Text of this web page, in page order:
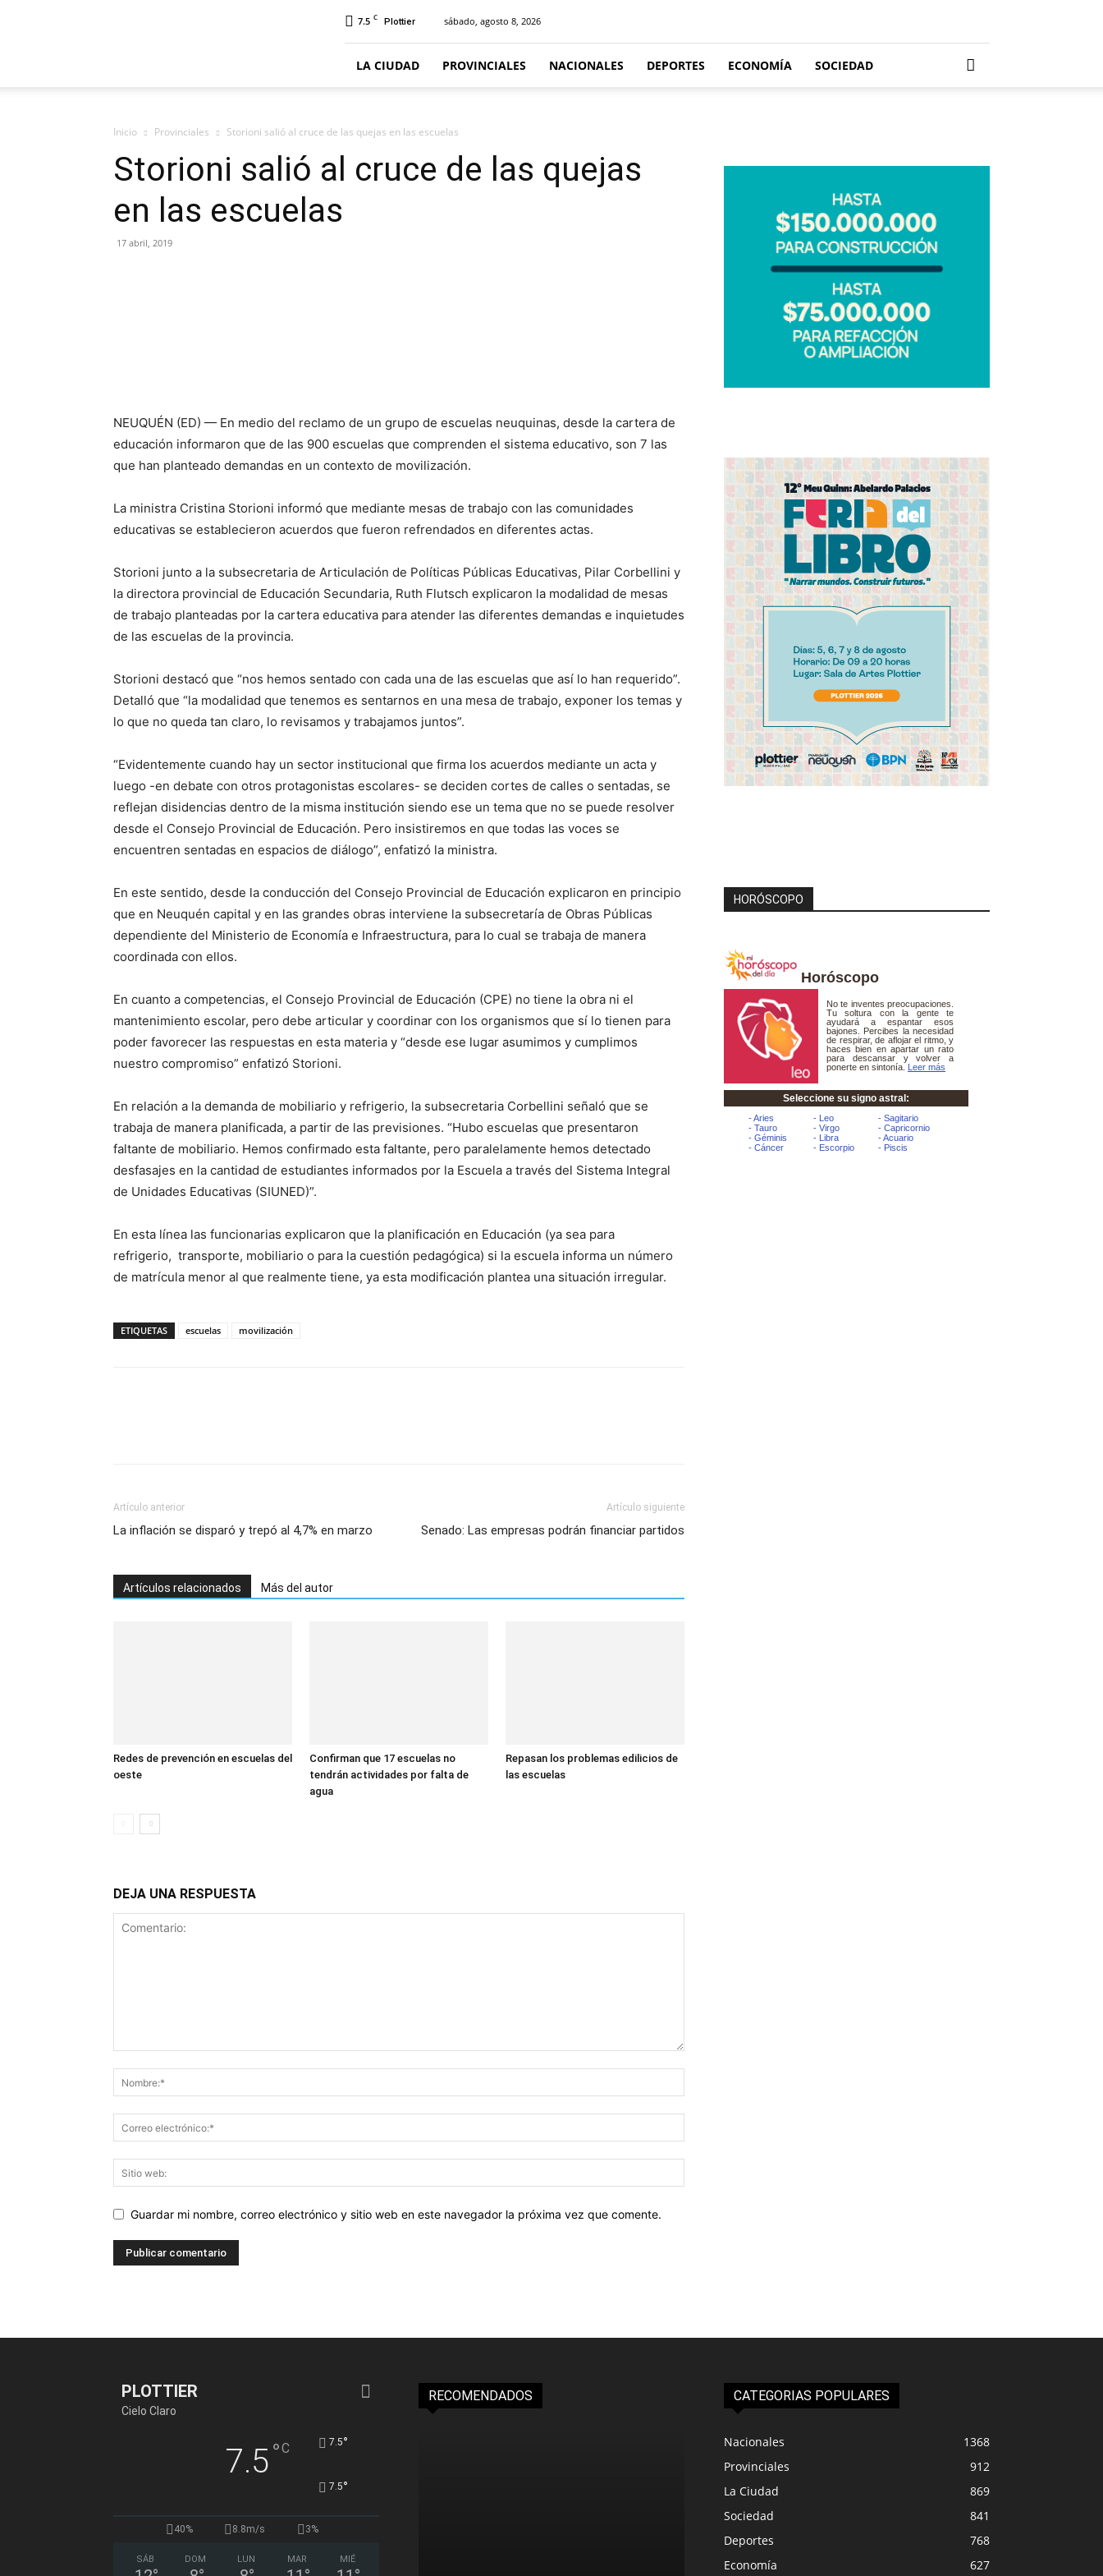
7.5 C Plottier sábado, agosto 8, 2026
LA CIUDAD PROVINCIALES NACIONALES DEPORTES ECONOMÍA SOCIEDAD
Inicio Provinciales Storioni salió al cruce de las quejas en las escuelas
Storioni salió al cruce de las quejas
en las escuelas
17 abril, 2019
NEUQUÉN (ED) — En medio del reclamo de un grupo de escuelas neuquinas, desde la cartera de
educación informaron que de las 900 escuelas que comprenden el sistema educativo, son 7 las
que han planteado demandas en un contexto de movilización.
La ministra Cristina Storioni informó que mediante mesas de trabajo con las comunidades
educativas se establecieron acuerdos que fueron refrendados en diferentes actas.
Storioni junto a la subsecretaria de Articulación de Políticas Públicas Educativas, Pilar Corbellini y
la directora provincial de Educación Secundaria, Ruth Flutsch explicaron la modalidad de mesas
de trabajo planteadas por la cartera educativa para atender las diferentes demandas e inquietudes
de las escuelas de la provincia.
Storioni destacó que “nos hemos sentado con cada una de las escuelas que así lo han requerido”.
Detalló que “la modalidad que tenemos es sentarnos en una mesa de trabajo, exponer los temas y
lo que no queda tan claro, lo revisamos y trabajamos juntos”.
“Evidentemente cuando hay un sector institucional que firma los acuerdos mediante un acta y
luego -en debate con otros protagonistas escolares- se deciden cortes de calles o sentadas, se
reflejan disidencias dentro de la misma institución siendo ese un tema que no se puede resolver
desde el Consejo Provincial de Educación. Pero insistiremos en que todas las voces se
encuentren sentadas en espacios de diálogo”, enfatizó la ministra.
En este sentido, desde la conducción del Consejo Provincial de Educación explicaron en principio
que en Neuquén capital y en las grandes obras interviene la subsecretaría de Obras Públicas
dependiente del Ministerio de Economía e Infraestructura, para lo cual se trabaja de manera
coordinada con ellos.
En cuanto a competencias, el Consejo Provincial de Educación (CPE) no tiene la obra ni el
mantenimiento escolar, pero debe articular y coordinar con los organismos que sí lo tienen para
poder favorecer las respuestas en esta materia y “desde ese lugar asumimos y cumplimos
nuestro compromiso” enfatizó Storioni.
En relación a la demanda de mobiliario y refrigerio, la subsecretaria Corbellini señaló que se
trabaja de manera planificada, a partir de las previsiones. “Hubo escuelas que presentaron
faltante de mobiliario. Hemos confirmado esta faltante, pero paralelamente hemos detectado
desfasajes en la cantidad de estudiantes informados por la Escuela a través del Sistema Integral
de Unidades Educativas (SIUNED)”.
En esta línea las funcionarias explicaron que la planificación en Educación (ya sea para
refrigerio, transporte, mobiliario o para la cuestión pedagógica) si la escuela informa un número
de matrícula menor al que realmente tiene, ya esta modificación plantea una situación irregular.
ETIQUETAS escuelas movilización
Artículo anterior
La inflación se disparó y trepó al 4,7% en marzo
Artículo siguiente
Senado: Las empresas podrán financiar partidos
Artículos relacionados Más del autor
Redes de prevención en escuelas del
oeste
Confirman que 17 escuelas no
tendrán actividades por falta de
agua
Repasan los problemas edilicios de
las escuelas
DEJA UNA RESPUESTA
Guardar mi nombre, correo electrónico y sitio web en este navegador la próxima vez que comente.
HORÓSCOPO
Horóscopo
PLOTTIER
Cielo Claro
7.5°C 7.5°
7.5°
40% 8.8m/s 3%
SÁB DOM LUN MAR MIÉ
RECOMENDADOS CATEGORIAS POPULARES
Nacionales
1368
Provinciales
912
La Ciudad
869
Sociedad
841
Deportes
768
Economía
627